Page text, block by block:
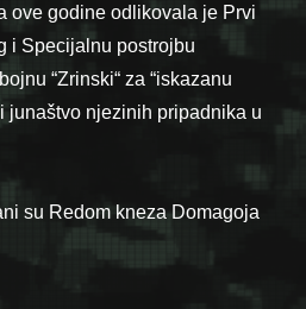
ove godine odlikovala je Prvi
i Specijalnu postrojbu
“Zrinski“ za “iskazanu
junaštvo njezinih pripadnika u
su Redom kneza Domagoja